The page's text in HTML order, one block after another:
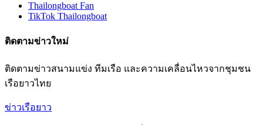
Thailongboat Fan
TikTok Thailongboat
ติดตามข่าวใหม่
ติดตามข่าวสนามแข่ง ทีมเรือ และความเคลื่อนไหวจากชุมชน
เรือยาวไทย
ข่าวเรือยาว